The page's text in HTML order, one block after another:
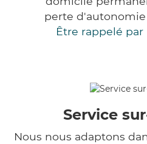
perte d'autonomie
Être rappelé
Service
Nous nous adaptons